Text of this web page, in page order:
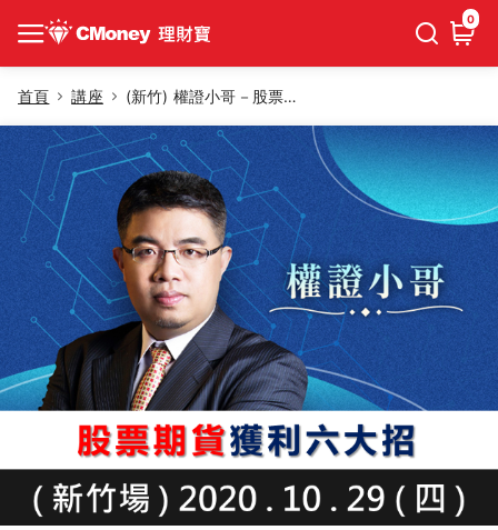
0
首頁 講座 (新竹) 權證小哥－股票期貨獲利六大招